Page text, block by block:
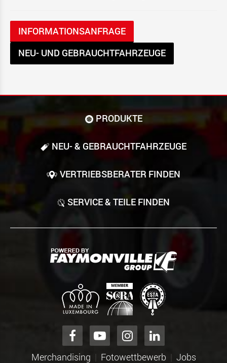
INFORMATIONSANFRAGE
NEU- UND GEBRAUCHTFAHRZEUGE
PRODUKTE
NEU- & GEBRAUCHT­FAHRZEUGE
VERTRIEBSBERATER FINDEN
SERVICE & TEILE FINDEN
Merchandising Fotowettbewerb Jobs